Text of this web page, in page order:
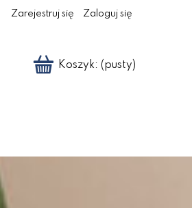
Zarejestruj się Zaloguj się
Koszyk: (pusty)